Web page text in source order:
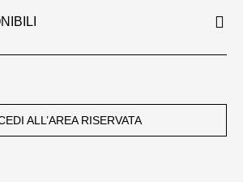
ALL’AREA RISERVATA